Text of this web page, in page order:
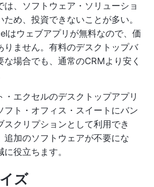
は、ソフトウェア・ソリューショ
ため、投資できないことが多い。
はウェブアプリが無料なので、価
りません。有料のデスクトップバ
な場合でも、通常のCRMより安く
・エクセルのデスクトップアプリ
フト・オフィス・スイートにバン
スクリプションとして利用でき
追加のソフトウェアが不要にな
役立ちます。
ズ